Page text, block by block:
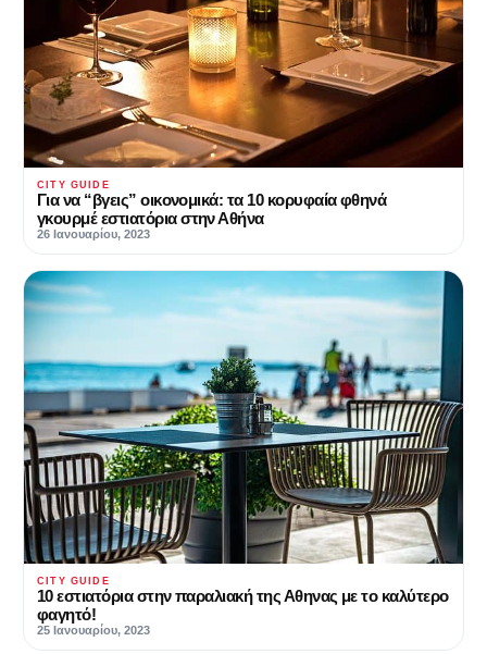
CITY GUIDE
Για να “βγεις” οικονομικά: τα 10 κορυφαία φθηνά
γκουρμέ εστιατόρια στην Αθήνα
26 Ιανουαρίου, 2023
CITY GUIDE
10 εστιατόρια στην παραλιακή της Αθηνας με το καλύτερο
φαγητό!
25 Ιανουαρίου, 2023